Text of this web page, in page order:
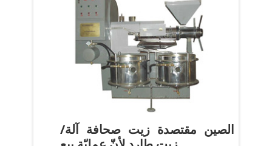
الصين مقتصدة زيت صحافة آلة/